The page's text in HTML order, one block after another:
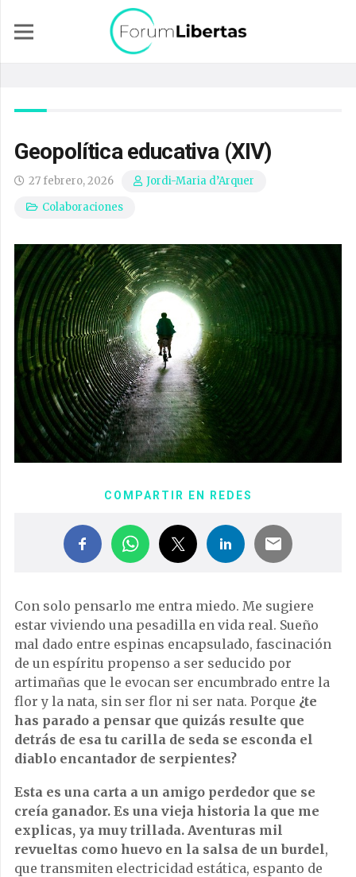
Geopolítica educativa (XIV)
27 febrero, 2026
Jordi-Maria d’Arquer
Colaboraciones
COMPARTIR EN REDES
Con solo pensarlo me entra miedo. Me sugiere
estar viviendo una pesadilla en vida real. Sueño
mal dado entre espinas encapsulado, fascinación
de un espíritu propenso a ser seducido por
artimañas que le evocan ser encumbrado entre la
flor y la nata, sin ser flor ni ser nata. Porque ¿te
has parado a pensar que quizás resulte que
detrás de esa tu carilla de seda se esconda el
diablo encantador de serpientes?
Esta es una carta a un amigo perdedor que se
creía ganador. Es una vieja historia la que me
explicas, ya muy trillada. Aventuras mil
revueltas como huevo en la salsa de un burdel,
que transmiten electricidad estática, espanto de